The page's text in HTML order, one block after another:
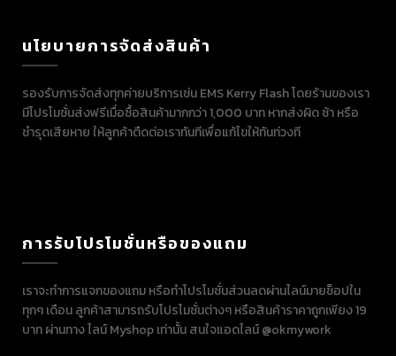
นโยบายการจัดส่งสินค้า
รองรับการจัดส่งทุกค่ายบริการเช่น EMS Kerry Flash โดยร้านของเรา
มีโปรโมชั่นส่งฟรีเมื่อซื้อสินค้ามากกว่า 1,000 บาท หากส่งผิด ช้า หรือ
ชำรุดเสียหาย ให้ลูกค้าตืดต่อเราทันทีเพื่อแก้ไขให้ทันท่วงที
การรับโปรโมชั่นหรือของแถม
เราจะทำการแจกของแถม หรือทำโปรโมชั่นส่วนลดผ่านไลน์มายช็อปใน
ทุกๆ เดือน ลูกค้าสามารถรับโปรโมชั่นต่างๆ หรือสินค้าราคาถูกเพียง 19
บาท ผ่านทาง ไลน์ Myshop เท่านั้น สนใจแอดไลน์ @okmywork